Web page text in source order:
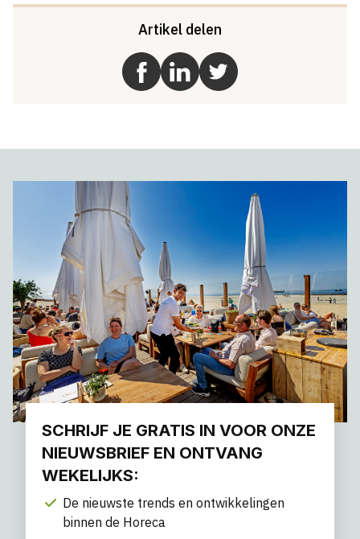
Artikel delen
SCHRIJF JE GRATIS IN VOOR ONZE
NIEUWSBRIEF EN ONTVANG
WEKELIJKS:
De nieuwste trends en ontwikkelingen
binnen de Horeca